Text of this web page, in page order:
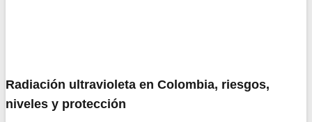
Radiación ultravioleta en Colombia, riesgos,
niveles y protección